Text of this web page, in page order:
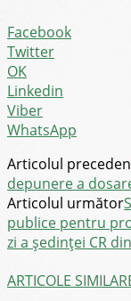
Facebook
Twitter
OK
Linkedin
Viber
WhatsApp
Articolul
depunere a
Articolul următor
publice pentru
zi a ședinței CR
ARTICOLE